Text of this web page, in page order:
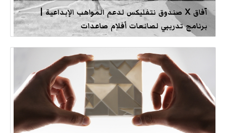
آفاق X صندوق نتفليكس لدعم المواهب الإبداعية |
برنامج تدريبي لصانعات أفلام صاعدات